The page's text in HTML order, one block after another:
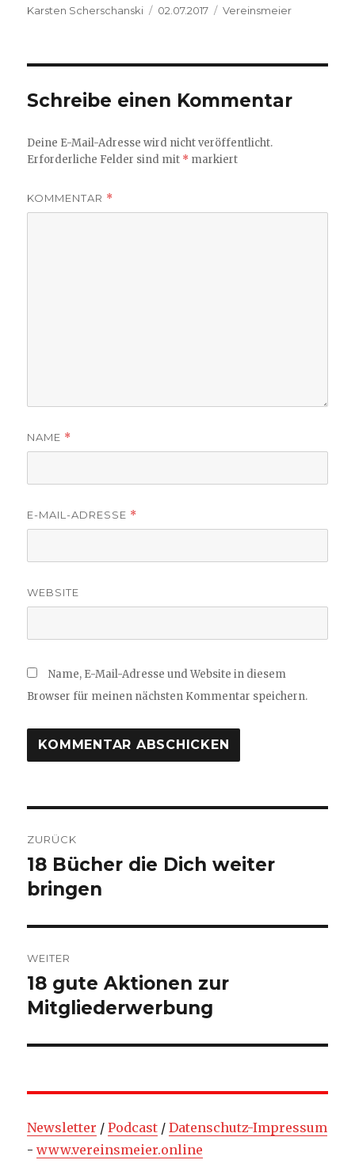
Autor
Karsten Scherschanski
Veröffentlicht
02.07.2017 Kategorien
Vereinsmeier
Schreibe einen Kommentar
Deine E-Mail-Adresse wird nicht veröffentlicht.
Erforderliche Felder sind mit * markiert
KOMMENTAR *
NAME *
E-MAIL-ADRESSE *
WEBSITE
Name, E-Mail-Adresse und Website in diesem
Browser für meinen nächsten Kommentar speichern.
ZURÜCK
Vorheriger
Beitrag:
18 Bücher die Dich weiter
bringen
WEITER
Nächster
Beitrag:
18 gute Aktionen zur
Mitgliederwerbung
Newsletter /Podcast /Datenschutz-Impressum
-www.vereinsmeier.online